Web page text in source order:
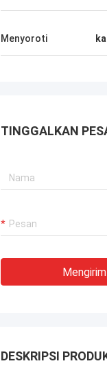
Menyoroti
TINGGALKAN
DESKRIPSI